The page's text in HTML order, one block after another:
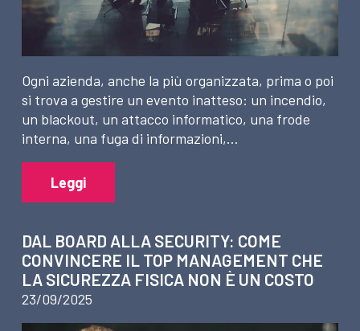
Ogni azienda, anche la più organizzata, prima o poi
si trova a gestire un evento inatteso: un incendio,
un blackout, un attacco informatico, una frode
interna, una fuga di informazioni,…
Leggi
DAL BOARD ALLA SECURITY: COME
CONVINCERE IL TOP MANAGEMENT CHE
LA SICUREZZA FISICA NON È UN COSTO
23/09/2025